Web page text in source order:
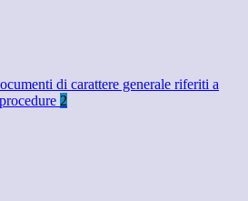
di carattere generale riferiti a
2